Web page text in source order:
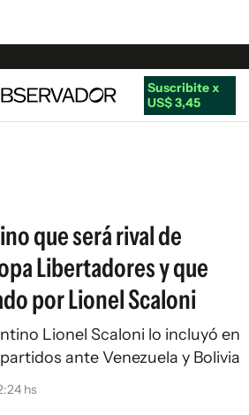
Suscribite x
US$ 3,45
que será rival de
Libertadores y que
por Lionel Scaloni
Lionel Scaloni lo incluyó en
ante Venezuela y Bolivia
hs